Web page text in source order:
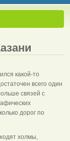
какой-то
всего один
связей с
дорог по
холмы,